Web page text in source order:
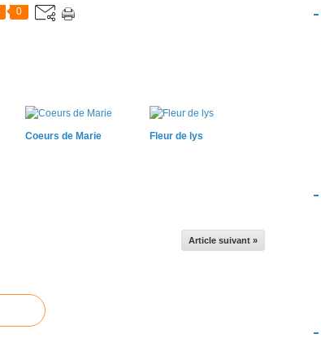
0
Coeurs de Marie Fleur de lys
Article suivant »